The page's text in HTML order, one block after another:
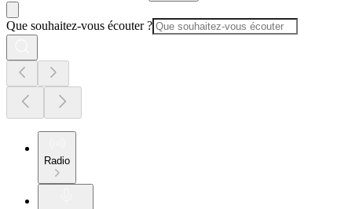
Que souhaitez-vous écouter ?
Radio